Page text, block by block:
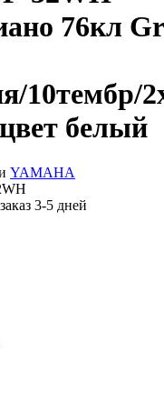
76кл
10тембр/
белый
YAMAHA
3-5 дней